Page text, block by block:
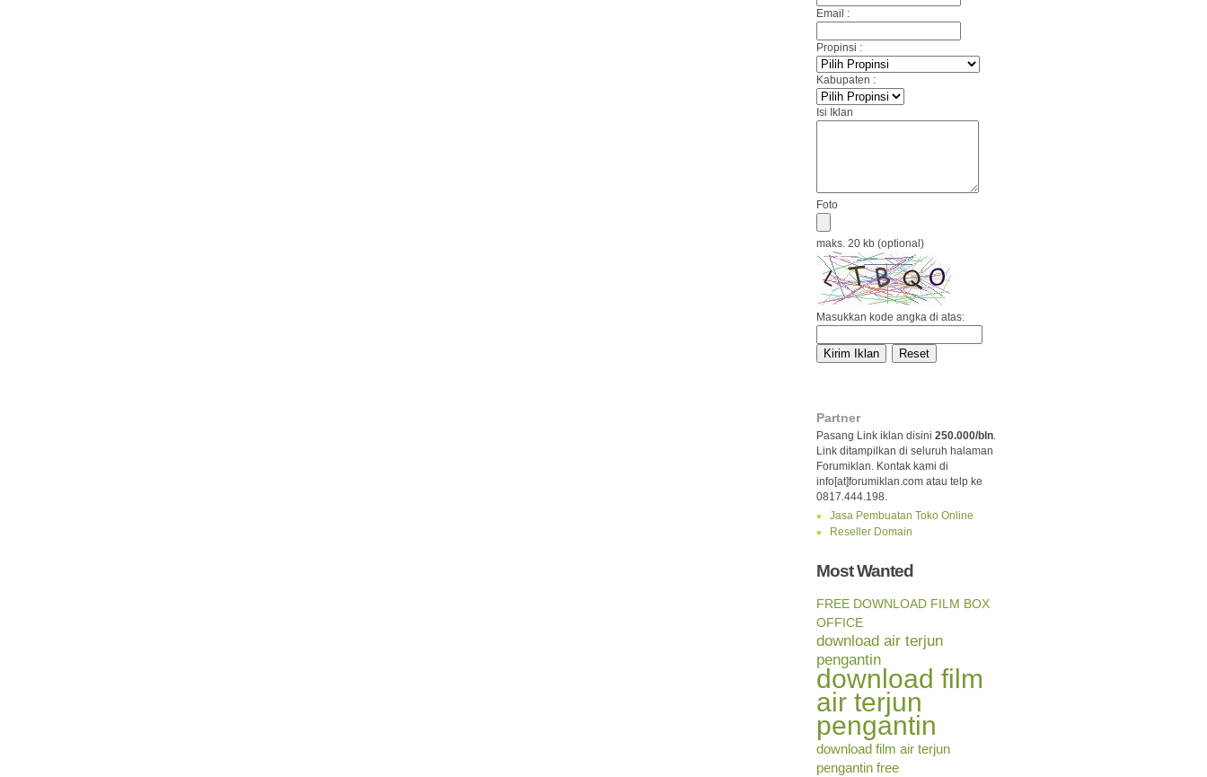
Email :
Propinsi :
Kabupaten :
Isi Iklan
Foto
maks. 20 kb (optional)
Masukkan kode angka di atas:
Partner
Pasang Link iklan disini 250.000/bln.
Link ditampilkan di seluruh halaman
Forumiklan. Kontak kami di
info[at]forumiklan.com atau telp ke
0817.444.198.
Jasa Pembuatan Toko Online
Reseller Domain
Most Wanted
FREE DOWNLOAD FILM BOX
OFFICE
download air terjun
pengantin
download film
air terjun
pengantin
download film air terjun
pengantin free